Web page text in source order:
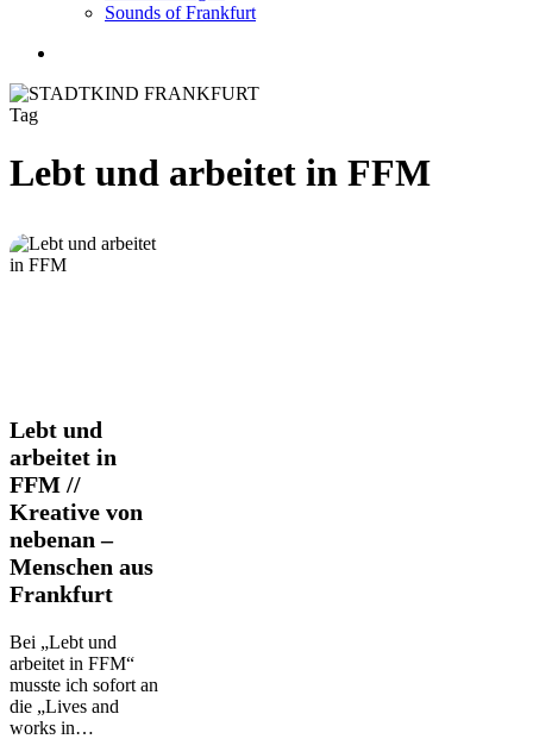
Sounds of Frankfurt
Tag
Lebt und arbeitet in FFM
Lebt
und
arbeitet
in
FFM
//
Kreative
von
nebenan
Menschen
aus
Frankfurt
Lebt und
arbeitet in
FFM //
Kreative von
nebenan –
Menschen aus
Frankfurt
Bei „Lebt und
arbeitet in FFM“
musste ich sofort an
die „Lives and
works in…